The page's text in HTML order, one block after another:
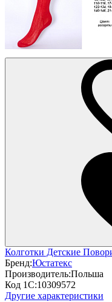
Колготки Детские
Бренд:Юстатекс
Производитель:Польша
Код 1С:10309572
Другие характеристики